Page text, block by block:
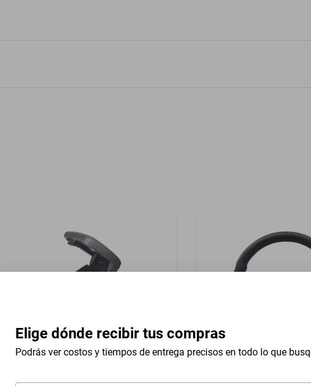
Elige dónde recibir tus compras
Podrás ver costos y tiempos de entrega precisos en todo lo que
Descansa Brazo Consola American
Volante Universal 13 In